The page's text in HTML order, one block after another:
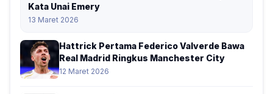
Kata Unai Emery
13 Maret 2026
Hattrick Pertama Federico Valverde Bawa
Real Madrid Ringkus Manchester City
12 Maret 2026